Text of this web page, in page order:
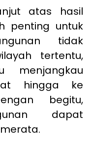
atas hasil
penting untuk
tidak
tertentu,
menjangkau
hingga ke
begitu,
dapat